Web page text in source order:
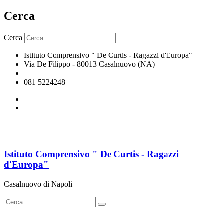
Cerca
Cerca
Istituto Comprensivo " De Curtis - Ragazzi d'Europa"
Via De Filippo - 80013 Casalnuovo (NA)
081 5224248
Istituto Comprensivo " De Curtis - Ragazzi
d'Europa"
Casalnuovo di Napoli